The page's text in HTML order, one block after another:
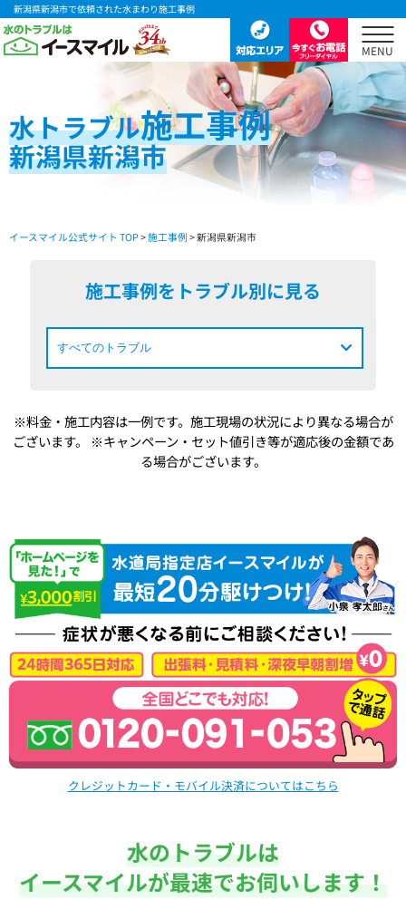
新潟県新潟市で依頼された水まわり施工事例
水トラブル施工事例
新潟県新潟市
イースマイル公式サイト TOP>施工事例 > 新潟県新潟市
施工事例をトラブル別に見る
※料金・施工内容は一例です。施工現場の状況により異なる場合が
ございます。
※キャンペーン・セット値引き等が適応後の金額であ
る場合がございます。
クレジットカード・モバイル決済についてはこちら
水のトラブルは
イースマイルが最速でお伺いします！